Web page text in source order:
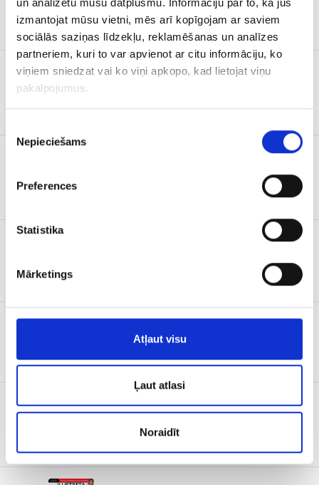
un analizētu mūsu datplūsmu. Informāciju par to, kā jūs
izmantojat mūsu vietni, mēs arī kopīgojam ar saviem
sociālās saziņas līdzekļu, reklamēšanas un analīzes
partneriem, kuri to var apvienot ar citu informāciju, ko
viņiem sniedzat vai ko viņi apkopo, kad lietojat viņu
pakalpojumus.
izvēle
Nepieciešams
Preferences
Statistika
Mārketings
Atļaut visu
Ļaut atlasi
Noraidīt
LEĢENDAS 1 x mēnesī
ILUSTRĒTĀ
VĒSTURE
1 x mēnesī
1 x mēnesī
JUNIORIEM
DĀRZA
PASAULE